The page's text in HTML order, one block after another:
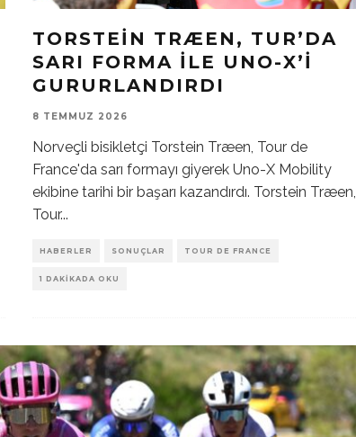
TORSTEIN TRÆEN, TUR’DA
SARI FORMA ILE UNO-X’I
GURURLANDIRDI
8 TEMMUZ 2026
Norveçli bisikletçi Torstein Træen, Tour de
France'da sarı formayı giyerek Uno-X Mobility
ekibine tarihi bir başarı kazandırdı. Torstein Træen,
Tour...
HABERLER SONUÇLAR TOUR DE FRANCE
1 DAKIKADA OKU